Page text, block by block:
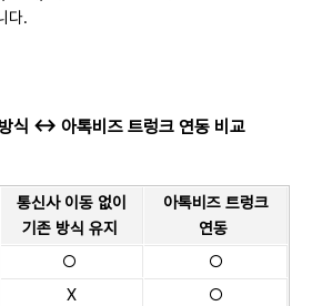
다.
식 ↔ 아톡비즈 트렁크 연동 비교
통신사 이동 없이
기존 방식 유지
아톡비즈 트렁크
연동
○
○
X ○